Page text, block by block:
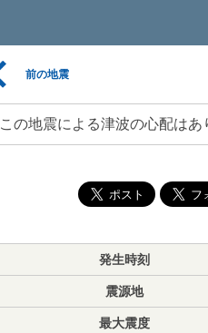
前の地震
この地震による津波の心配はあ
発生時刻
震源地
最大震度